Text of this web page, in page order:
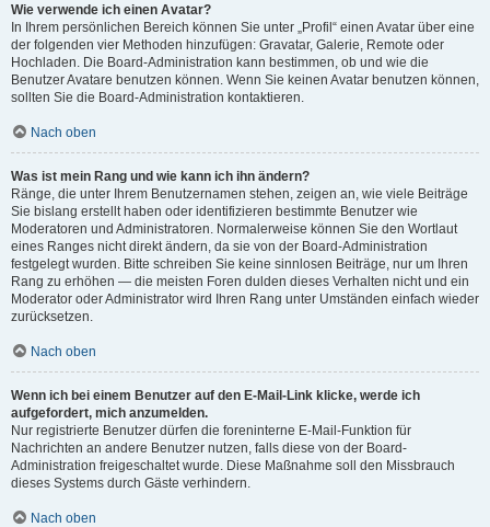
Wie verwende ich einen Avatar?
In Ihrem persönlichen Bereich können Sie unter „Profil“ einen Avatar über eine
der folgenden vier Methoden hinzufügen: Gravatar, Galerie, Remote oder
Hochladen. Die Board-Administration kann bestimmen, ob und wie die
Benutzer Avatare benutzen können. Wenn Sie keinen Avatar benutzen können,
sollten Sie die Board-Administration kontaktieren.
Nach oben
Was ist mein Rang und wie kann ich ihn ändern?
Ränge, die unter Ihrem Benutzernamen stehen, zeigen an, wie viele Beiträge
Sie bislang erstellt haben oder identifizieren bestimmte Benutzer wie
Moderatoren und Administratoren. Normalerweise können Sie den Wortlaut
eines Ranges nicht direkt ändern, da sie von der Board-Administration
festgelegt wurden. Bitte schreiben Sie keine sinnlosen Beiträge, nur um Ihren
Rang zu erhöhen — die meisten Foren dulden dieses Verhalten nicht und ein
Moderator oder Administrator wird Ihren Rang unter Umständen einfach wieder
zurücksetzen.
Nach oben
Wenn ich bei einem Benutzer auf den E-Mail-Link klicke, werde ich
aufgefordert, mich anzumelden.
Nur registrierte Benutzer dürfen die foreninterne E-Mail-Funktion für
Nachrichten an andere Benutzer nutzen, falls diese von der Board-
Administration freigeschaltet wurde. Diese Maßnahme soll den Missbrauch
dieses Systems durch Gäste verhindern.
Nach oben